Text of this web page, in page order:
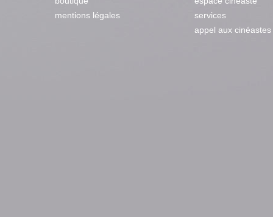
mentions légales
services
appel aux cinéastes